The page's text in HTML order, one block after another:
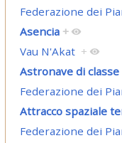
Federazione dei
Asencia +
Vau N'Akat +
Astronave di
Federazione dei
Attracco spaziale
Federazione dei